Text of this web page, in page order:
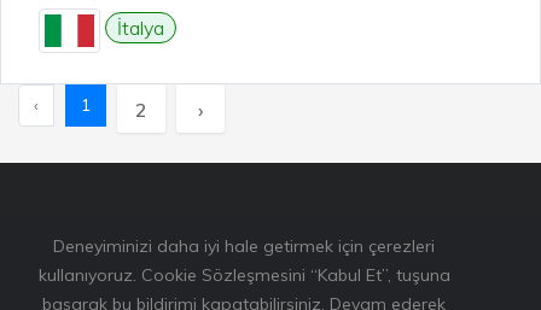
Deneyiminizi daha iyi hale getirmek için çerezleri
kullanıyoruz. Cookie Sözleşmesini “Kabul Et”, tuşuna
basarak bu bildirimi kapatabilirsiniz. Devam ederek
İtalya
‹ 1 2 ›